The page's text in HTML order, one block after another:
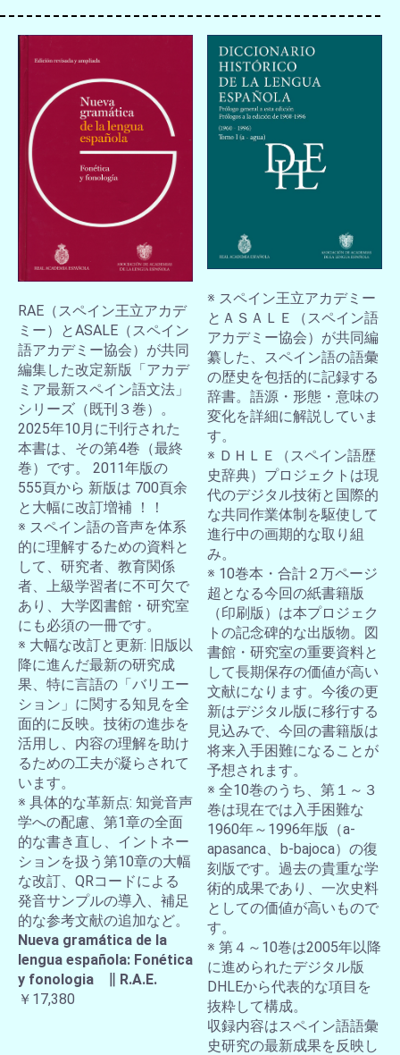
お買い物を続ける
RAE（スペイン王立アカデ
ミー）とASALE（スペイン
語アカデミー協会）が共同
編集した改定新版「アカデ
ミア最新スペイン語文法」
シリーズ（既刊３巻）。
2025年10月に刊行された
本書は、その第4巻（最終
巻）です。 2011年版の
555頁から 新版は 700頁余
と大幅に改訂増補 ！！
※ スペイン語の音声を体系
的に理解するための資料と
して、研究者、教育関係
者、上級学習者に不可欠で
あり、大学図書館・研究室
にも必須の一冊です。
※ 大幅な改訂と更新: 旧版以
降に進んだ最新の研究成
果、特に言語の「バリエー
ション」に関する知見を全
面的に反映。技術の進歩を
活用し、内容の理解を助け
るための工夫が凝らされて
います。
※ 具体的な革新点: 知覚音声
学への配慮、第1章の全面
的な書き直し、イントネー
ションを扱う第10章の大幅
な改訂、QRコードによる
発音サンプルの導入、補足
的な参考文献の追加など。
Nueva gramática de la
lengua española: Fonética
y fonologia ∥ R.A.E.
￥17,380
※ スペイン王立アカデミー
とＡＳＡＬＥ（スペイン語
アカデミー協会）が共同編
纂した、スペイン語の語彙
の歴史を包括的に記録する
辞書。語源・形態・意味の
変化を詳細に解説していま
す。
※ ＤＨＬＥ（スペイン語歴
史辞典）プロジェクトは現
代のデジタル技術と国際的
な共同作業体制を駆使して
進行中の画期的な取り組
み。
※ 10巻本・合計２万ページ
超となる今回の紙書籍版
（印刷版）は本プロジェク
トの記念碑的な出版物。図
書館・研究室の重要資料と
して長期保存の価値が高い
文献になります。今後の更
新はデジタル版に移行する
見込みで、今回の書籍版は
将来入手困難になることが
予想されます。
※ 全10巻のうち、第１～３
巻は現在では入手困難な
1960年～1996年版（a-
apasanca、b-bajoca）の復
刻版です。過去の貴重な学
術的成果であり、一次史料
としての価値が高いもので
す。
※ 第４～10巻は2005年以降
に進められたデジタル版
DHLEから代表的な項目を
抜粋して構成。
収録内容はスペイン語語彙
史研究の最新成果を反映し